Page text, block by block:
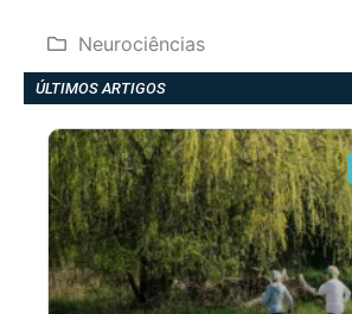
Neurociências
ÚLTIMOS ARTIGOS